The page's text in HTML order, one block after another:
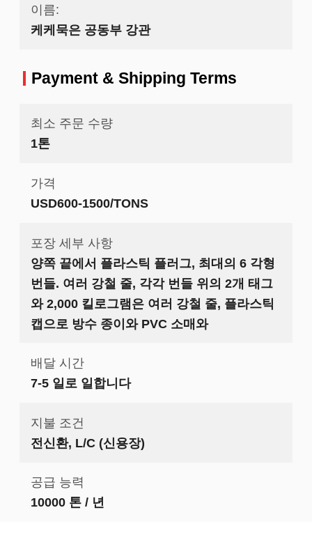
이름:
케케묵은 공동부 강관
Payment & Shipping Terms
최소 주문 수량
1톤
가격
USD600-1500/TONS
포장 세부 사항
양쪽 끝에서 플라스틱 플러그, 최대의 6 각형
번들. 여러 강철 줄, 각각 번들 위의 2개 태그
와 2,000 킬로그램은 여러 강철 줄, 플라스틱
캡으로 방수 종이와 PVC 소매와
배달 시간
7-5 일로 일합니다
지불 조건
전신환, L/C (신용장)
공급 능력
10000 톤 / 년